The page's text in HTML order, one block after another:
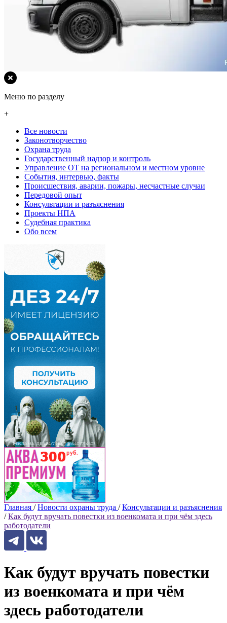
Меню по разделу
+
Все новости
Законотворчество
Охрана труда
Государственный надзор и контроль
Управление ОТ на региональном и местном уровне
События, интервью, факты
Происшествия, аварии, пожары, несчастные случаи
Передовой опыт
Консультации и разъяснения
Проекты НПА
Судебная практика
Обо всем
Главная / Новости охраны труда / Консультации и разъяснения
/ Как будут вручать повестки из военкомата и при чём здесь
работодатели
Как будут вручать повестки
из военкомата и при чём
здесь работодатели